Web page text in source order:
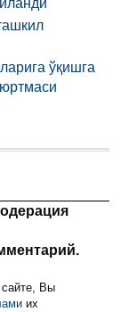
ўқишга
сайте, Вы
их